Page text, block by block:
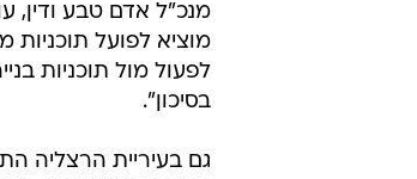
מנכ"ל אדם טבע ודין,
מוציא לפועל תוכניות
לפעול מול תוכניות
בסיכון".
גם בעיריית הרצליה